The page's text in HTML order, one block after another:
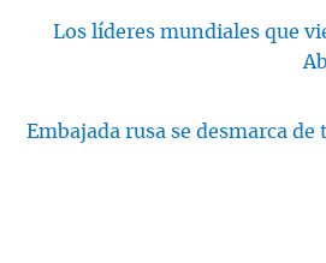
Los líderes mundiales que
Embajada rusa se desmarca